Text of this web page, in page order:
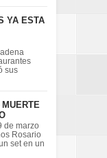
YA ESTA
sus
de marzo
Rosario
set en un